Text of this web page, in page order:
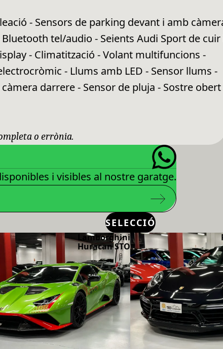
- Sensors de parking devant i amb
tel/audio - Seients Audi Sport de cuir
- Climatització - Volant multifuncions -
- Llums amb LED - Sensor llums -
darrere - Sensor de pluja - Sostre obert
o errònia.
i visibles al nostre garatge.
SELECCIÓ
Lamborghini
Huracan STO